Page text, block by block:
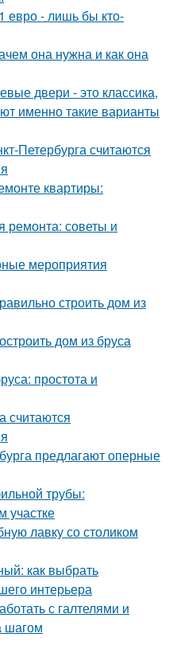
евро - лишь бы кто-
она нужна и как она
двери - это классика,
именно такие варианты
Петербурга считаются
квартиры:
ремонта: советы и
мероприятия
строить дом из
дом из бруса
простота и
считаются
предлагают оперные
трубы:
участке
лавку со столиком
как выбрать
интерьера
с галтелями и
шагом